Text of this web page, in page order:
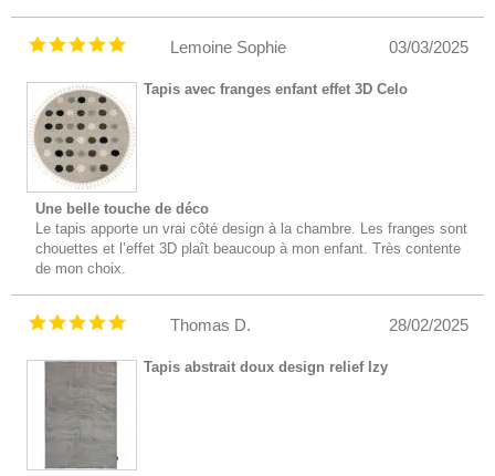
03/03/2025
Lemoine Sophie
Tapis avec franges enfant effet 3D Celo
Une belle touche de déco
Le tapis apporte un vrai côté design à la chambre. Les franges sont
chouettes et l’effet 3D plaît beaucoup à mon enfant. Très contente
de mon choix.
28/02/2025
Thomas D.
Tapis abstrait doux design relief Izy